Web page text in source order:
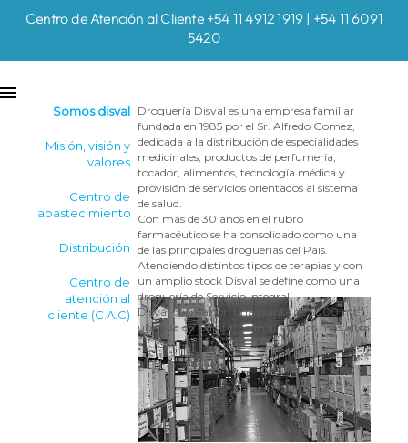
Centro de Atención al Cliente +54 11 4912 1919 | +54 11 6091
5420
Somos disval
Misión, visión y
valores
Centro de
abastecimiento
Distribución
Centro de
atención al
cliente (C.A.C)
Droguería Disval es una empresa familiar
fundada en 1985 por el Sr. Alfredo Gomez,
dedicada a la distribución de especialidades
medicinales, productos de perfumería,
tocador, alimentos, tecnología médica y
provisión de servicios orientados al sistema
de salud.
Con más de 30 años en el rubro
farmacéutico se ha consolidado como una
de las principales droguerías del País.
Atendiendo distintos tipos de terapias y con
un amplio stock Disval se define como una
droguería de Servicio Integral.
Disval cuenta con una planta de 5000 mts.,
ubicada en Capital Federal, con los más altos
estándares para el almacenamiento de
productos farmacéuticos, disponiendo de un
sistema robotizado de preparación de
pedidos. Su amplia flota propia de vehículos
propios le permite brindar un servicio de
eficiencia y calidad a sus clientes en Capital y
GBA, llegando además a todo el país en